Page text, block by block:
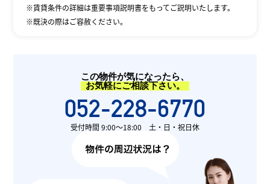
※賃貸条件の詳細は重要事項説明書をもってご説明いたします。
※既決の際はご容赦ください。
この物件が気になったら、
お気軽にご相談下さい。
052-228-6770
受付時間 9:00〜18:00 土・日・祝日休